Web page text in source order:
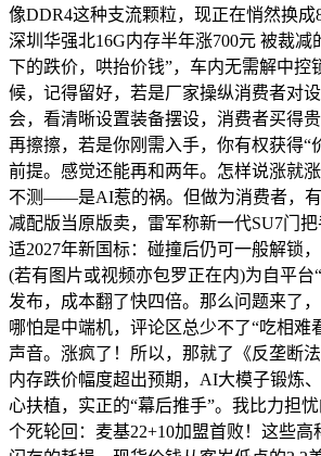
像DDR4这种支流颗粒，现正在悄然换成
深圳华强北16G内存半年涨700元 被裁减
下的跌价，哄抬价钱”，车内无需解中控
候，记得留好，若是厂家操纵消费者对
会，看清晰设置装备摆设，消费者买得
再擦擦，若是你刚需入手，你有权获得“
前提。感觉还能再和两年。怎样说涨就
不测——是AI惹的祸。但做为消费者，
减配版当原版卖，雷军称新一代SU7门
适2027年新国标：碰撞后仍可一般解锁
(若有图片或视频亦包罗正在内)为自平台
发布，成本翻了快四倍。那么问题来了
哪怕是中端机，评论区总少不了“吃相难
声音。涨疯了！所以，那就了《反垄断
内存跌价幅度超出预期，AI大模子锻炼
心扶植，实正的“幕后推手”。我比力担
个死轮回：麦基22+10加盟首败！这些高